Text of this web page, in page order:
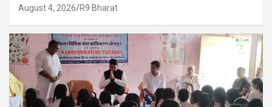
August 4, 2026 R9 Bharat